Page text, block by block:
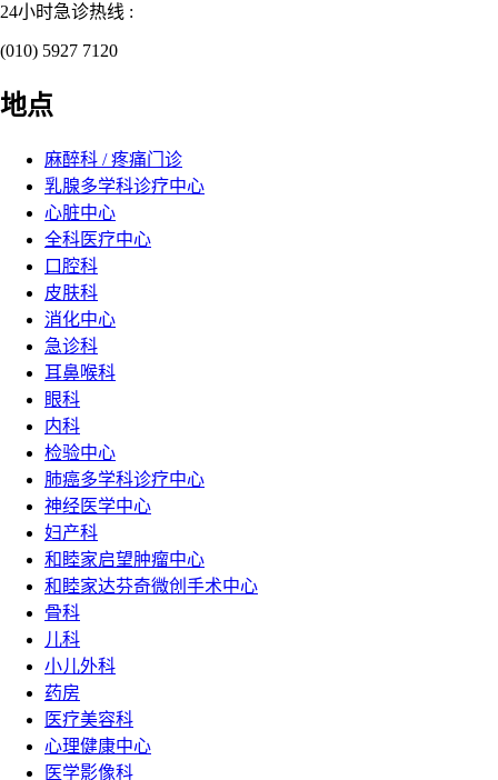
24小时急诊热线 :
(010) 5927 7120
地点
麻醉科 / 疼痛门诊
乳腺多学科诊疗中心
心脏中心
全科医疗中心
口腔科
皮肤科
消化中心
急诊科
耳鼻喉科
眼科
内科
检验中心
肺癌多学科诊疗中心
神经医学中心
妇产科
和睦家启望肿瘤中心
和睦家达芬奇微创手术中心
骨科
儿科
小儿外科
药房
医疗美容科
心理健康中心
医学影像科